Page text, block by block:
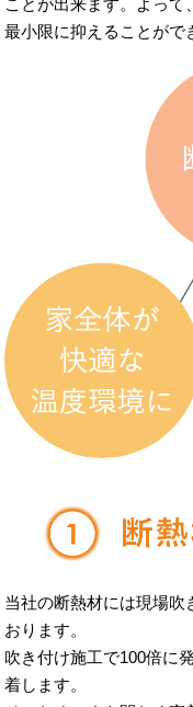
ことが出来ます。よっ
最小限に抑えることがで
当社の断熱材には現場吹
おります。
吹き付け施工で100倍に
着します。